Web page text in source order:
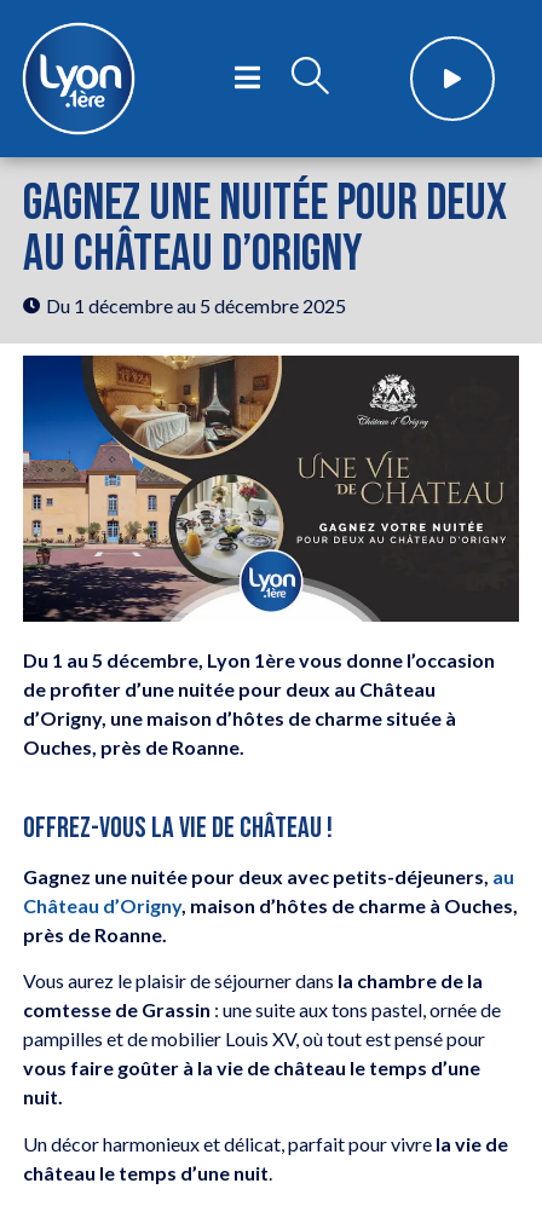
GAGNEZ UNE NUITÉE POUR DEUX
AU CHÂTEAU D’ORIGNY
Du 1 décembreau 5 décembre 2025
Du 1 au 5 décembre, Lyon 1ère vous donne l’occasion
de profiter d’une nuitée pour deux au Château
d’Origny, une maison d’hôtes de charme située à
Ouches, près de Roanne.
OFFREZ-VOUS LA VIE DE CHÂTEAU !
Gagnez une nuitée pour deux avec petits-déjeuners, au
Château d’Origny, maison d’hôtes de charme à Ouches,
près de Roanne.
Vous aurez le plaisir de séjourner dans la chambre de la
comtesse de Grassin : une suite aux tons pastel, ornée de
pampilles et de mobilier Louis XV, où tout est pensé pour
vous faire goûter à la vie de château le temps d’une
nuit.
Un décor harmonieux et délicat, parfait pour vivre la vie de
château le temps d’une nuit